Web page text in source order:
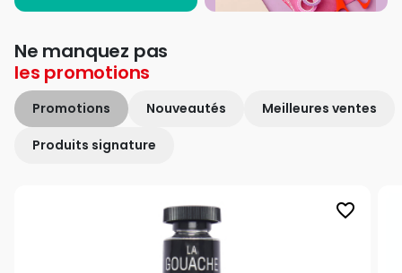
Ne manquez pas
les promotions
Promotions Nouveautés Meilleures ventes
Produits signature
favorite_border